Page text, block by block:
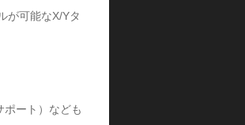
が可能なX/Yタ
ート）なども